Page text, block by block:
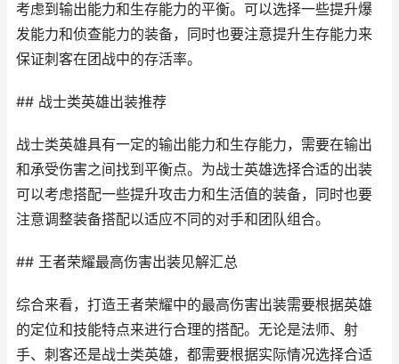
考虑到输出能力和生存能力的平衡。可以选择一些提升爆
发能力和侦查能力的装备，同时也要注意提升生存能力来
保证刺客在团战中的存活率。
## 战士类英雄出装推荐
战士类英雄具有一定的输出能力和生存能力，需要在输出
和承受伤害之间找到平衡点。为战士英雄选择合适的出装
可以考虑搭配一些提升攻击力和生活值的装备，同时也要
注意调整装备搭配以适应不同的对手和团队组合。
## 王者荣耀最高伤害出装见解汇总
综合来看，打造王者荣耀中的最高伤害出装需要根据英雄
的定位和技能特点来进行合理的搭配。无论是法师、射
手、刺客还是战士类英雄，都需要根据实际情况选择合适